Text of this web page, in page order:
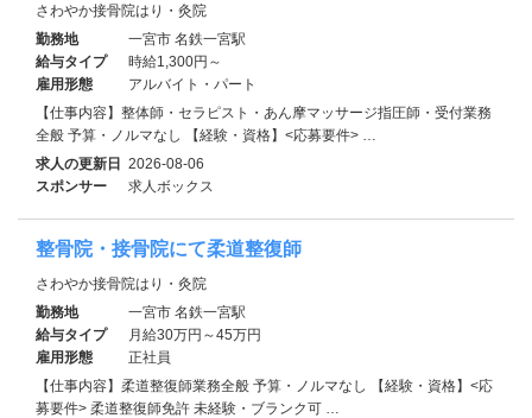
さわやか接骨院はり・灸院
勤務地
一宮市 名鉄一宮駅
給与タイプ
時給1,300円～
雇用形態
アルバイト・パート
【仕事内容】整体師・セラピスト・あん摩マッサージ指圧師・受付業務
全般 予算・ノルマなし 【経験・資格】<応募要件> …
求人の更新日 2026-08-06
スポンサー
求人ボックス
整骨院・接骨院にて柔道整復師
さわやか接骨院はり・灸院
勤務地
一宮市 名鉄一宮駅
給与タイプ
月給30万円～45万円
雇用形態
正社員
【仕事内容】柔道整復師業務全般 予算・ノルマなし 【経験・資格】<応
募要件> 柔道整復師免許 未経験・ブランク可 …